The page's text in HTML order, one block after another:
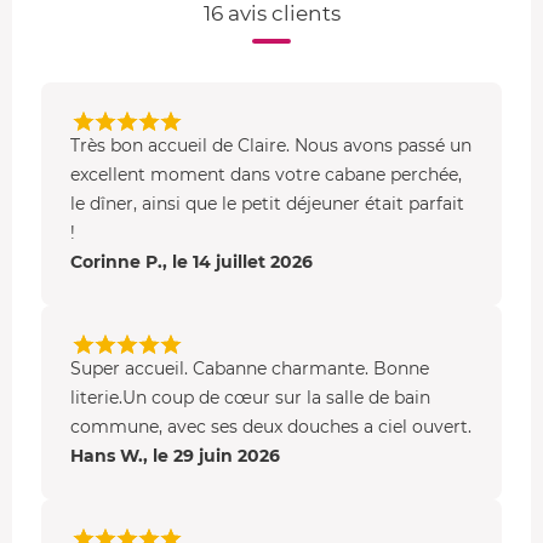
16 avis clients
Très bon accueil de Claire. Nous avons passé un
excellent moment dans votre cabane perchée,
le dîner, ainsi que le petit déjeuner était parfait
!
Corinne P., le 14 juillet 2026
Super accueil. Cabanne charmante. Bonne
literie.Un coup de cœur sur la salle de bain
commune, avec ses deux douches a ciel ouvert.
Hans W., le 29 juin 2026